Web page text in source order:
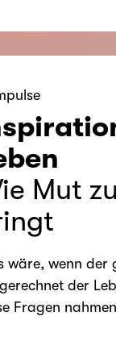
Mut
wäre, wenn der
der
Fragen